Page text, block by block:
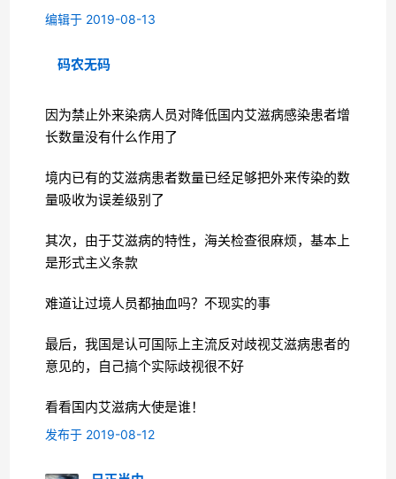
编辑于 2019-08-13
码农无码
因为禁止外来染病人员对降低国内艾滋病感染患者增
长数量没有什么作用了
境内已有的艾滋病患者数量已经足够把外来传染的数
量吸收为误差级别了
其次，由于艾滋病的特性，海关检查很麻烦，基本上
是形式主义条款
难道让过境人员都抽血吗？不现实的事
最后，我国是认可国际上主流反对歧视艾滋病患者的
意见的，自己搞个实际歧视很不好
看看国内艾滋病大使是谁！
发布于 2019-08-12